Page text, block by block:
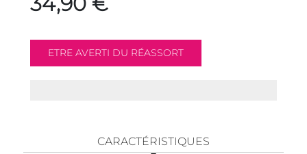
CARACTÉRISTIQUES